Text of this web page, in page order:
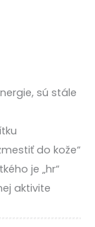
sú stále
do kože“
je „hr“
aktivite